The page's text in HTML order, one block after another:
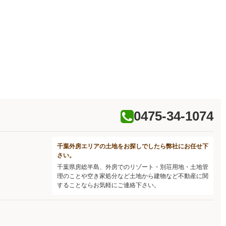
0475-34-1074
千葉外房エリアの土地をお探しでしたら弊社にお任せ下
さい。
千葉県房総半島、外房でのリゾート・別荘用地・土地管
理のことや空き家処分など土地から建物など不動産に関
することならお気軽にご連絡下さい。